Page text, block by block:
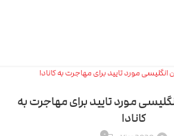
مورد تایید برای مهاجرت به
کانادا
۰